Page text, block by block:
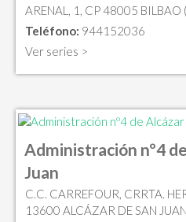
ARENAL, 1, CP 48005 BILBAO
Teléfono: 944152036
Ver series >
Administración nº4
Juan
C.C. CARREFOUR, CRRTA.
13600 ALCÁZAR DE SAN